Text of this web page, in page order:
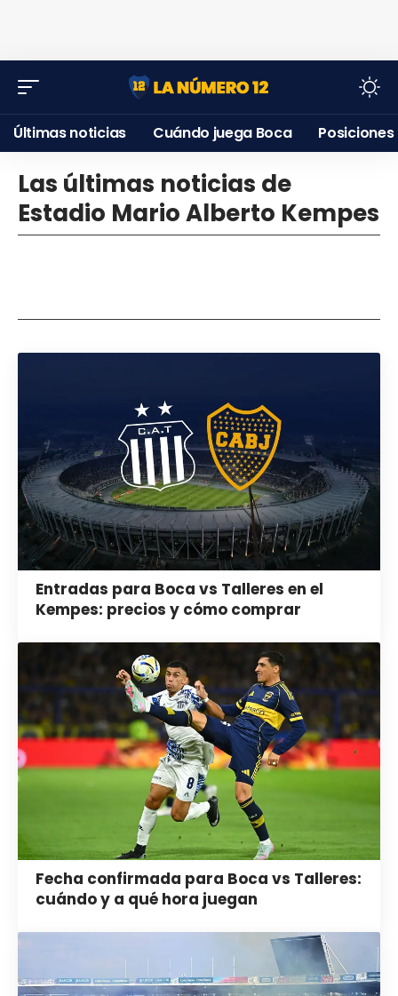
Últimas noticias Cuándo juega Boca Posiciones
Las últimas noticias de
Estadio Mario Alberto Kempes
Entradas para Boca vs Talleres en el
Kempes: precios y cómo comprar
Fecha confirmada para Boca vs Talleres:
cuándo y a qué hora juegan